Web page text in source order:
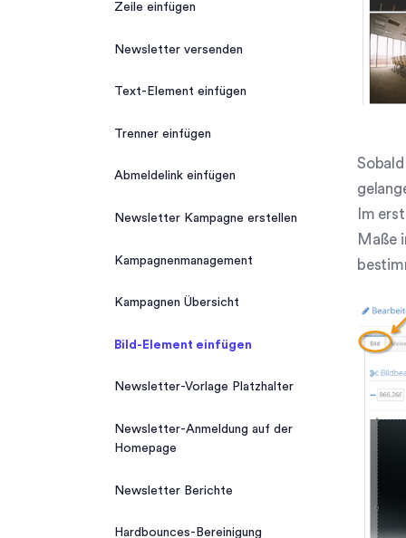
Etikettendruck
Kontakthistorie/Notizen
Anrede – Kontakte
Favoriten-Kontakte
Verteilerlisten verwalten
Kontaktlandkarte
Mail-Vorlagen
Einstellung für Kontaktbilder
Neuen Kontakt anlegen
A-Z Kontaktsuche
Kontaktsuche
Zeile einfügen
Newsletter versenden
Text-Element einfügen
Trenner einfügen
Abmeldelink einfügen
Newsletter Kampagne erstellen
Kampagnenmanagement
Kampagnen Übersicht
Bild-Element einfügen
Newsletter-Vorlage Platzhalter
Newsletter-Anmeldung auf der
Homepage
Newsletter Berichte
Hardbounces-Bereinigung
Im
Maße